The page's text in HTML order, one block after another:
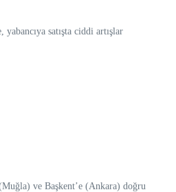
satışta ciddi artışlar
ve Başkent’e (Ankara) doğru